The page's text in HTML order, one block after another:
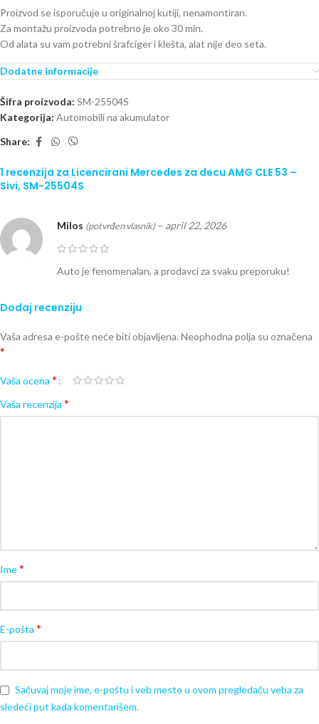
Proizvod se isporučuje u originalnoj kutiji, nenamontiran.
Za montažu proizvoda potrebno je oko 30 min.
Od alata su vam potrebni šrafciger i klešta, alat nije deo seta.
Dodatne informacije
Šifra proizvoda: SM-25504S
Kategorija: Automobili na akumulator
Share:
1 recenzija za Licencirani Mercedes za decu AMG CLE 53 –
Sivi, SM-25504S
Milos (potvrđen vlasnik) – april 22, 2026
Auto je fenomenalan, a prodavci za svaku preporuku!
Dodaj recenziju
Vaša adresa e-pošte neće biti objavljena. Neophodna polja su označena
*
Vaša ocena *
Vaša recenzija *
Ime*
E-pošta *
Sačuvaj moje ime, e-poštu i veb mesto u ovom pregledaču veba za
sledeći put kada komentarišem.